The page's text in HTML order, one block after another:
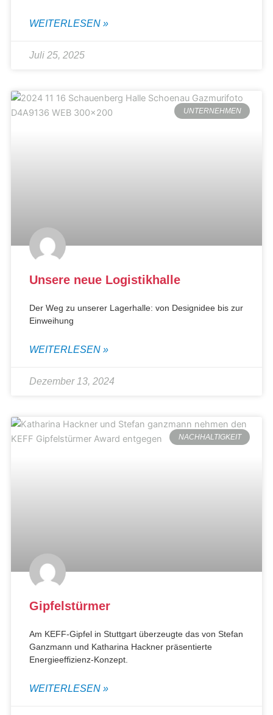
WEITERLESEN »
Juli 25, 2025
UNTERNEHMEN
Unsere neue Logistikhalle
Der Weg zu unserer Lagerhalle: von Designidee bis zur
Einweihung
WEITERLESEN »
Dezember 13, 2024
NACHHALTIGKEIT
Gipfelstürmer
Am KEFF-Gipfel in Stuttgart überzeugte das von Stefan
Ganzmann und Katharina Hackner präsentierte
Energieeffizienz-Konzept.
WEITERLESEN »